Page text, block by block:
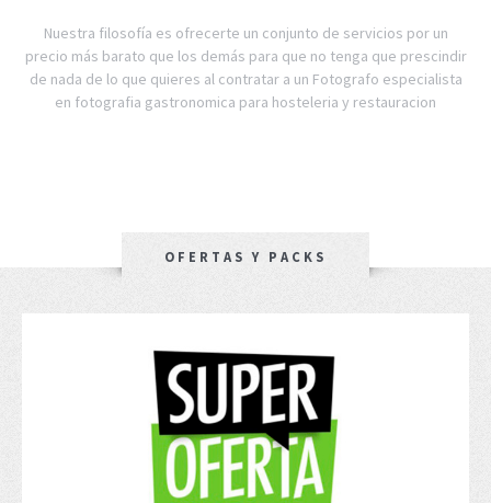
Nuestra filosofía es ofrecerte un conjunto de servicios por un
precio más barato que los demás para que no tenga que prescindir
de nada de lo que quieres al contratar a un Fotografo especialista
en fotografia gastronomica para hosteleria y restauracion
OFERTAS Y PACKS